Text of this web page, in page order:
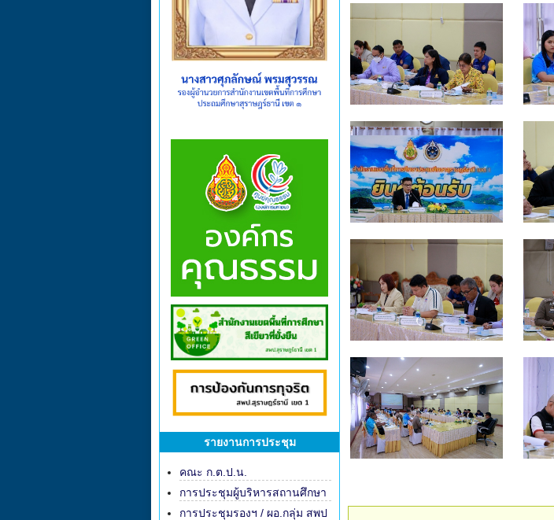
รายงานการประชุม
คณะ ก.ต.ป.น.
การประชุมผู้บริหารสถานศึกษา
การประชุมรองฯ / ผอ.กลุ่ม สพป